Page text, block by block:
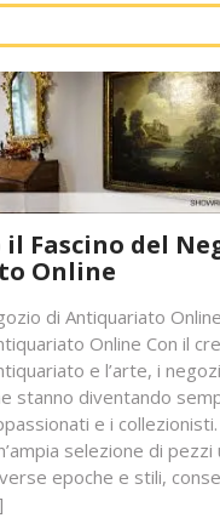
Fascino del
Online
di Antiquariato
Online Con il
e l’arte, i
stanno diventando
e i
selezione di pezzi
epoche e stili,